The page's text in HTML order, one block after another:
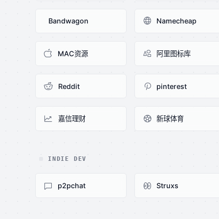
Bandwagon Namecheap
MAC资源 阿里图标库
Reddit pinterest
嘉信理财 新球体育
INDIE DEV
p2pchat Struxs